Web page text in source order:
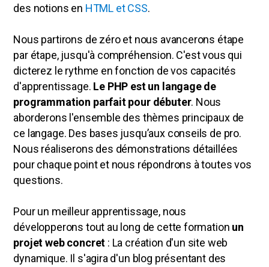
des notions en HTML et CSS.
Nous partirons de zéro et nous avancerons étape
par étape, jusqu'à compréhension. C'est vous qui
dicterez le rythme en fonction de vos capacités
d'apprentissage. Le PHP est un langage de
programmation parfait pour débuter. Nous
aborderons l'ensemble des thèmes principaux de
ce langage. Des bases jusqu’aux conseils de pro.
Nous réaliserons des démonstrations détaillées
pour chaque point et nous répondrons à toutes vos
questions.
Pour un meilleur apprentissage, nous
développerons tout au long de cette formation un
projet web concret : La création d'un site web
dynamique. Il s'agira d'un blog présentant des